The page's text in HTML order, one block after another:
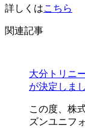
詳しくはこちら
関連記事
大分トリニ
が決定しま
この度、株
ズンユニフ